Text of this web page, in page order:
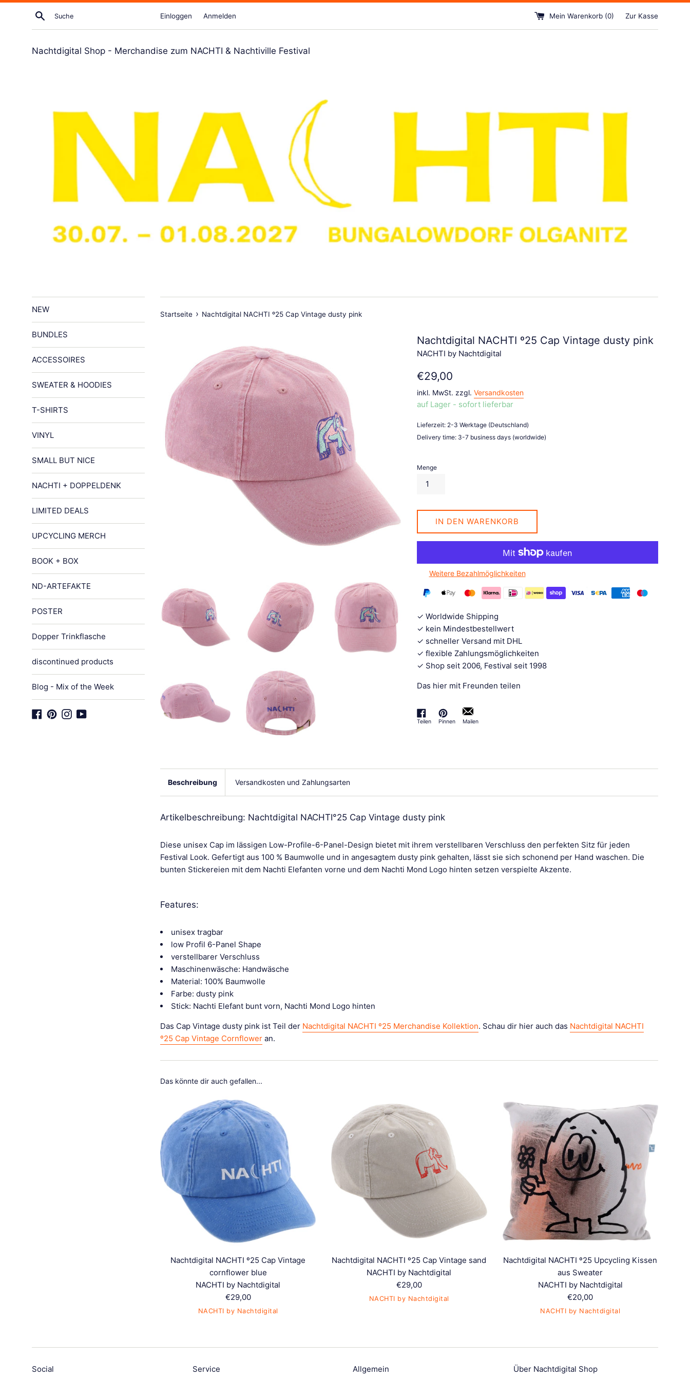
Direkt
Suche Einloggen Anmelden Mein Warenkorb (0) Zur Kasse
Nachtdigital Shop - Merchandise zum NACHTI & Nachtiville Festival
NEW
BUNDLES
ACCESSOIRES
SWEATER & HOODIES
T-SHIRTS
VINYL
SMALL BUT NICE
NACHTI + DOPPELDENK
LIMITED DEALS
UPCYCLING MERCH
BOOK + BOX
ND-ARTEFAKTE
POSTER
Dopper Trinkflasche
discontinued products
Blog - Mix of the Week
Facebook
PinterestInstagram
YouTube
Startseite › Nachtdigital NACHTI º25 Cap Vintage dusty pink
Nachtdigital NACHTI º25 Cap Vintage dusty pink
NACHTI by Nachtdigital
Normaler
€29,00
inkl. MwSt. zzgl. Versandkosten
auf Lager - sofort lieferbar
Lieferzeit: 2-3 Werktage (Deutschland)
Delivery time: 3-7 business days (worldwide)
Menge
IN DEN WARENKORB
Weitere Bezahlmöglichkeiten
✓ Worldwide Shipping
✓ kein Mindestbestellwert
✓ schneller Versand mit DHL
✓ flexible Zahlungsmöglichkeiten
✓ Shop seit 2006, Festival seit 1998
Das hier mit Freunden teilen
Teilen
Pinnen
Mailen
Beschreibung Versandkosten und Zahlungsarten
Artikelbeschreibung: Nachtdigital NACHTI°25 Cap Vintage dusty pink
Diese unisex Cap im lässigen Low-Profile-6-Panel-Design bietet mit ihrem verstellbaren Verschluss den perfekten Sitz für jeden
Festival Look. Gefertigt aus 100 % Baumwolle und in angesagtem dusty pink gehalten, lässt sie sich schonend per Hand waschen. Die
bunten Stickereien mit dem Nachti Elefanten vorne und dem Nachti Mond Logo hinten setzen verspielte Akzente.
Features:
unisex tragbar
low Profil 6-Panel Shape
verstellbarer Verschluss
Maschinenwäsche: Handwäsche
Material: 100% Baumwolle
Farbe: dusty pink
Stick: Nachti Elefant bunt vorn, Nachti Mond Logo hinten
Das Cap Vintage dusty pink ist Teil der Nachtdigital NACHTI º25 Merchandise Kollektion. Schau dir hier auch das Nachtdigital NACHTI
º25 Cap Vintage Cornflower an.
Das könnte dir auch gefallen...
Nachtdigital NACHTI º25 Cap Vintage
cornflower blue
NACHTI by Nachtdigital
Normaler
Preis
€29,00
NACHTI by Nachtdigital
Nachtdigital NACHTI º25 Cap Vintage sand
NACHTI by Nachtdigital
Normaler
Preis
€29,00
NACHTI by Nachtdigital
Nachtdigital NACHTI º25 Upcycling Kissen
aus Sweater
NACHTI by Nachtdigital
Normaler
Preis
€20,00
NACHTI by Nachtdigital
Social Service Allgemein Über Nachtdigital Shop